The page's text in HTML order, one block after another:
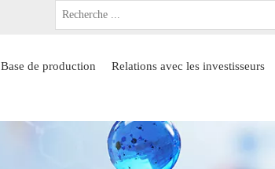
Base de production Relations avec les investisseurs